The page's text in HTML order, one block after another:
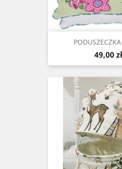
Cena
49,00 zł